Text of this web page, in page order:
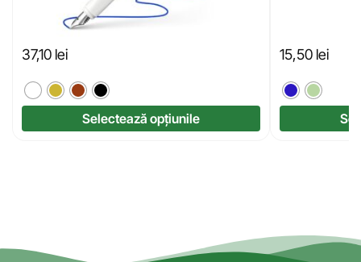
37,10 lei
Selectează opțiunile
15,50 lei